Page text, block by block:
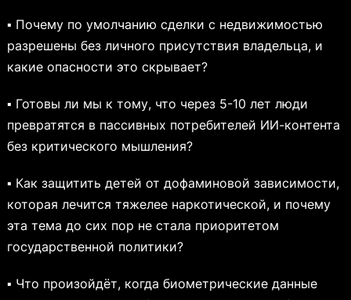
▪ Почему по умолчанию сделки с недвижимостью
разрешены без личного присутствия владельца, и
какие опасности это скрывает?
▪ Готовы ли мы к тому, что через 5-10 лет люди
превратятся в пассивных потребителей ИИ-контента
без критического мышления?
▪ Как защитить детей от дофаминовой зависимости,
которая лечится тяжелее наркотической, и почему
эта тема до сих пор не стала приоритетом
государственной политики?
▪ Что произойдёт, когда биометрические данные